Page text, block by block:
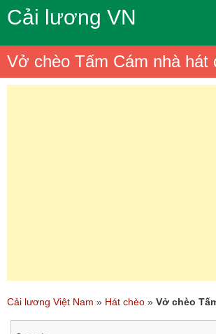
Cải lương VN
Vở chèo Tấm Cám nhà hát
Cải lương Việt Nam » Hát chèo » Vở chèo